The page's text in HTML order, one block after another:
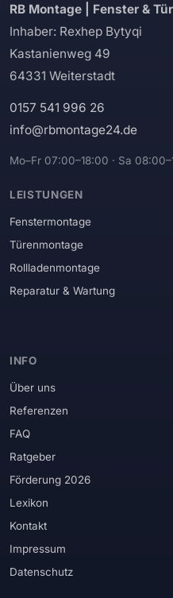
RB Montage | Fenster &
Inhaber: Rexhep Bytyqi
Kastanienweg 49
64331 Weiterstadt
0157 541 996 26
info@rbmontage24.de
Mo–Fr 07:00–18:00 · Sa
LEISTUNGEN
Fenstermontage
Türenmontage
Rollladenmontage
Reparatur & Wartung
INFO
Über uns
Referenzen
FAQ
Ratgeber
Förderung 2026
Lexikon
Kontakt
Impressum
Datenschutz